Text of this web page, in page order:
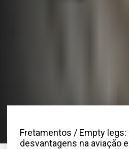
Fretamentos / Empty legs:
desvantagens na aviação